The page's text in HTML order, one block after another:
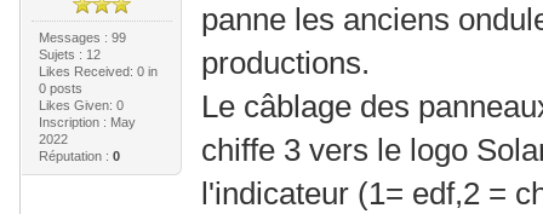
Messages : 99
Sujets : 12
Likes Received: 0in
0 posts
Likes Given: 0
Inscription : May
2022
Réputation : 0
panne les anciens
productions.
Le câblage des
chiffe 3 vers le logo
l'indicateur (1= edf,2 =